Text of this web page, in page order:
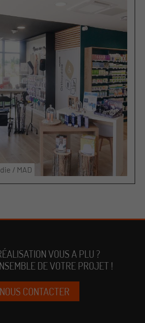
/ MAD
VOUS A PLU ?
DE VOTRE PROJET !
NOUS CONTACTER